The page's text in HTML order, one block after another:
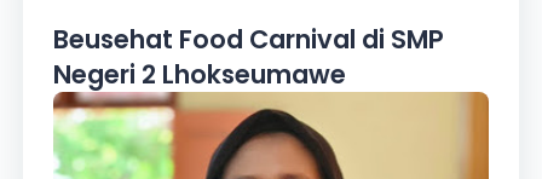
Beusehat Food Carnival di SMP
Negeri 2 Lhokseumawe